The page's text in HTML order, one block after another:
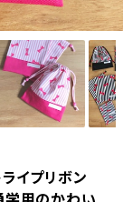
イプリボン